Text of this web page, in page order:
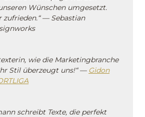
Wünschen umgesetzt.
zufrieden.“ — Sebastian
wie die Marketingbranche
Stil überzeugt uns!“ — Gidon
schreibt Texte, die perfekt